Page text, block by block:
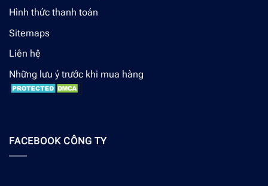
Hình thức thanh toán
Sitemaps
Liên hệ
Những lưu ý trước khi mua hàng
FACEBOOK CÔNG TY